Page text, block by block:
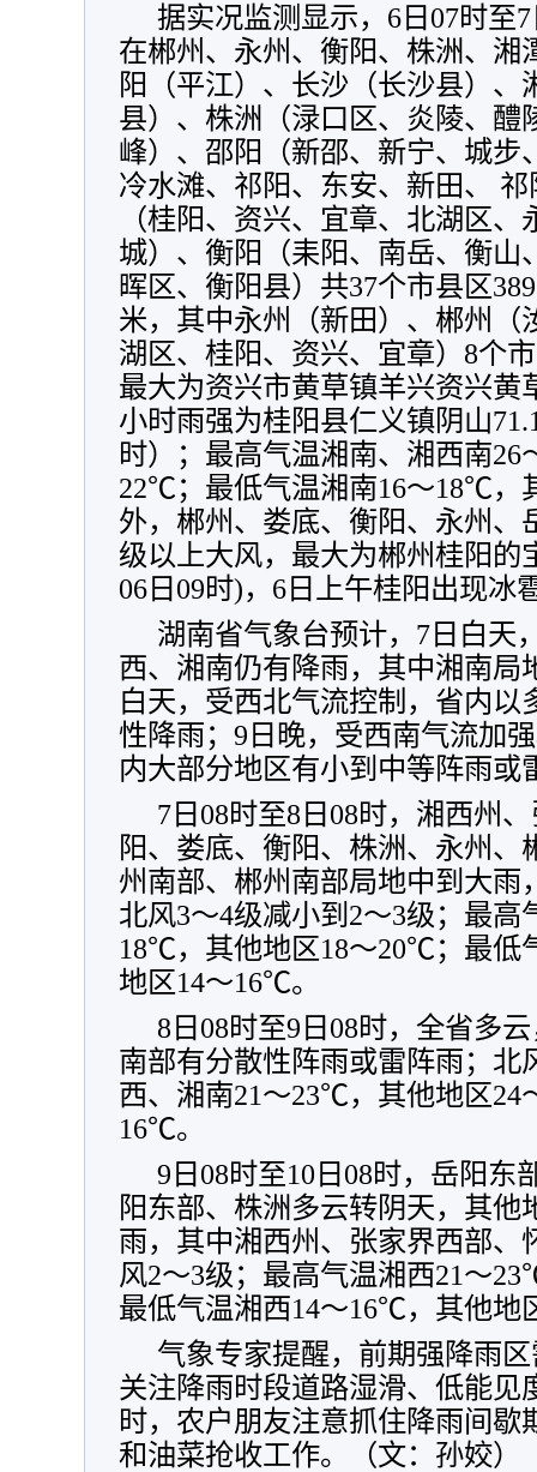
据实况监测显示， 6日07时至
在郴州、永州、衡阳、株洲、湘
阳（平江）、长沙（长沙县）、
县）、株洲（渌口区、炎陵、醴
峰）、邵阳（新邵、新宁、城步
冷水滩、祁阳、东安、新田、
（桂阳、资兴、宜章、北湖区
城）、衡阳（耒阳、南岳、衡山
晖区、衡阳县）共37个市县区
米， 其中永州（新田）、郴州（
湖区、桂阳、资兴、宜章）8个
最大为资兴市黄草镇羊兴资兴黄
小时雨强为桂阳县仁义镇阴山
时）
； 最高气温湘南、湘西南
22℃； 最低气温湘南16～18℃，
外， 郴州、娄底、衡阳、永州、
级以上大风， 最大为郴州桂阳的
06日09时)， 6日上午桂阳出现冰
湖南省气象台预计， 7日白天
西、湘南仍有降雨， 其中湘南局
白天， 受西北气流控制 ， 省内以
性降雨； 9日晚， 受西南气流加
内大部分地区有小到中等阵雨或
7日08时至8日08时， 湘西州
阳、娄底、衡阳、株洲、永州、
州南部、郴州南部局地中到大雨
北风3～4级减小到2～3级； 最高
18℃， 其他地区18～20℃； 最低
地区14～16℃。
8日08时至9日08时， 全省多云
南部有分散性阵雨或雷阵雨； 北
西、湘南21～23℃， 其他地区24
16℃。
9日08时至10日08时， 岳阳东
阳东部、株洲多云转阴天， 其他
雨， 其中湘西州、张家界西部、
风2～3级； 最高气温湘西21～
最低气温湘西14～16℃， 其他地
气象专家提醒， 前期强降雨
关注降雨时段道路湿滑、低能见
时， 农户朋友注意抓住降雨间歇
和油菜抢收工作。（文：孙姣）